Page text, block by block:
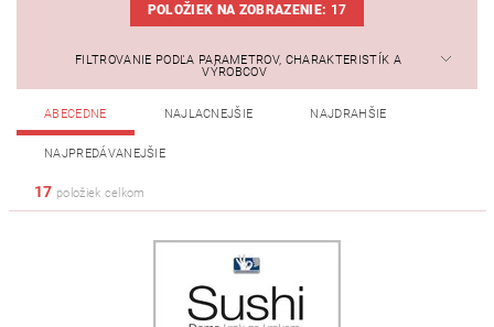
POLOŽIEK NA ZOBRAZENIE: 17
FILTROVANIE PODĽA PARAMETROV, CHARAKTERISTÍK A
VÝROBCOV
ABECEDNE NAJLACNEJŠIE NAJDRAHŠIE
NAJPREDÁVANEJŠIE
17 položiek celkom